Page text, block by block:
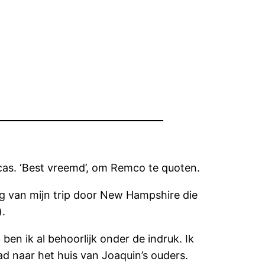
‘Best vreemd’, om Remco te quoten.
van mijn trip door New Hampshire die
ik al behoorlijk onder de indruk. Ik
naar het huis van Joaquin’s ouders.